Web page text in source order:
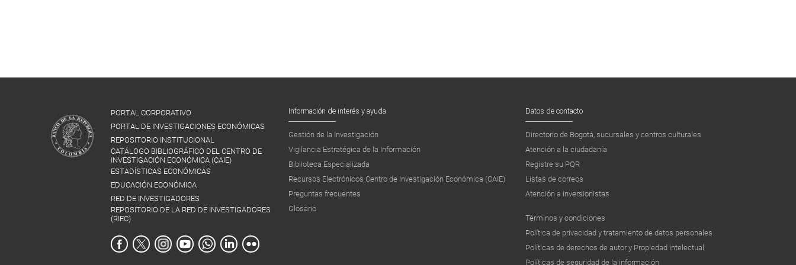
PORTAL CORPORATIVO
PORTAL DE INVESTIGACIONES ECONÓMICAS
REPOSITORIO INSTITUCIONAL
CATÁLOGO BIBLIOGRÁFICO DEL CENTRO DE
INVESTIGACIÓN ECONÓMICA (CAIE)
ESTADÍSTICAS ECONÓMICAS
EDUCACIÓN ECONÓMICA
RED DE INVESTIGADORES
REPOSITORIO DE LA RED DE INVESTIGADORES
(RIEC)
Información de interés y ayuda
Gestión de la Investigación
Vigilancia Estratégica de la Información
Biblioteca Especializada
Recursos Electrónicos Centro de Investigación Económica (CAIE)
Preguntas frecuentes
Glosario
Datos de contacto
Directorio de Bogotá, sucursales y centros culturales
Atención a la ciudadanía
Registre su PQR
Listas de correos
Atención a inversionistas
Términos y condiciones
Política de privacidad y tratamiento de datos personales
Políticas de derechos de autor y Propiedad intelectual
Políticas de seguridad de la información